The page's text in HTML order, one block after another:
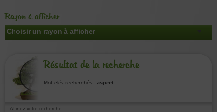
Rayon à afficher
Résultat de la recherche
Mot-clés recherchés : aspect
Affinez votre recherche...